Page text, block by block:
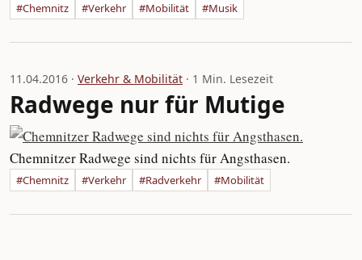
#Chemnitz #Verkehr #Mobilität #Musik
11.04.2016 · Verkehr & Mobilität · 1 Min. Lesezeit
Radwege nur für Mutige
Chemnitzer Radwege sind nichts für Angsthasen.
#Chemnitz #Verkehr #Radverkehr #Mobilität